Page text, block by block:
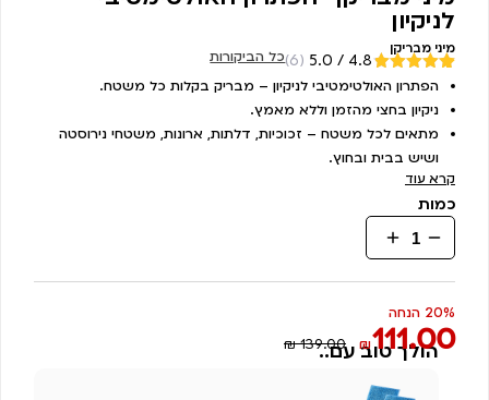
לניקיון
מיני מבריקן
מדורגים
5 מבוסס על
6
דירוגים של
4.8 / 5.0
(6)
כל הביקורות
הפתרון האולטימטיבי לניקיון – מבריק בקלות כל משטח.
ניקיון בחצי מהזמן וללא מאמץ.
מתאים לכל משטח – זכוכיות, דלתות, ארונות, משטחי נירוסטה
ושיש בבית ובחוץ.
קרא עוד
כמות
כמות
של
מיני
מבריקן-
הפתרון
האולטימטיבי
לניקיון
20% הנחה
₪111.00
₪ 139.00הולך טוב עם..